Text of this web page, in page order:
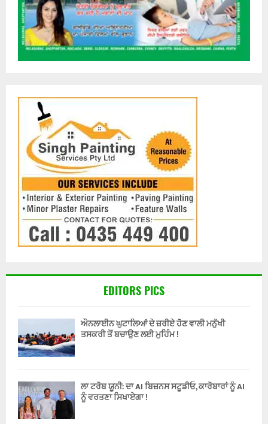
EDITORS PICS
ਔਨਲਾਈਨ ਘੁਟਾਲਿਆਂ ਦੇ ਜ਼ਰੀਏ ਹੋਣ ਵਾਲੀ ਮਨੁੱਖੀ
ਤਸਕਰੀ ਤੋਂ ਬਚਾਉਣ ਲਈ ਮੁਹਿੰਮ !
ਲਾ ਟਰੋਬ ਯੂਨੀ: ਦਾ AI ਬਿਜ਼ਨਸ ਸਟੂਡੀਓ, ਕਾਰੋਬਾਰਾਂ ਨੂੰ AI
ਨੂੰ ਵਰਤਣਾ ਸਿਖਾਏਗਾ !